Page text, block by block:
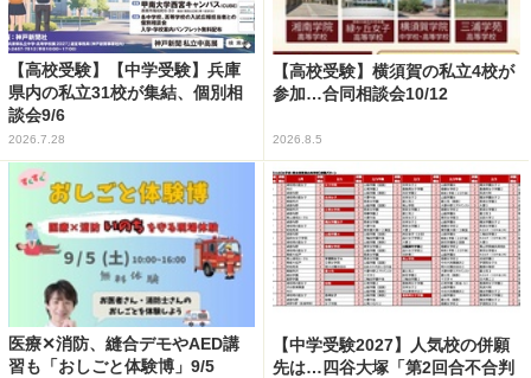
【高校受験】【中学受験】兵庫
県内の私立31校が集結、個別相
談会9/6
2026.7.28
【高校受験】横須賀の私立4校が
参加…合同相談会10/12
2026.8.5
医療✕消防、縫合デモやAED講
習も「おしごと体験博」9/5
【中学受験2027】人気校の併願
先は…四谷大塚「第2回合不合判